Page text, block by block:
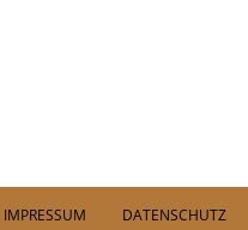
IMPRESSUM DATENSCHUTZ